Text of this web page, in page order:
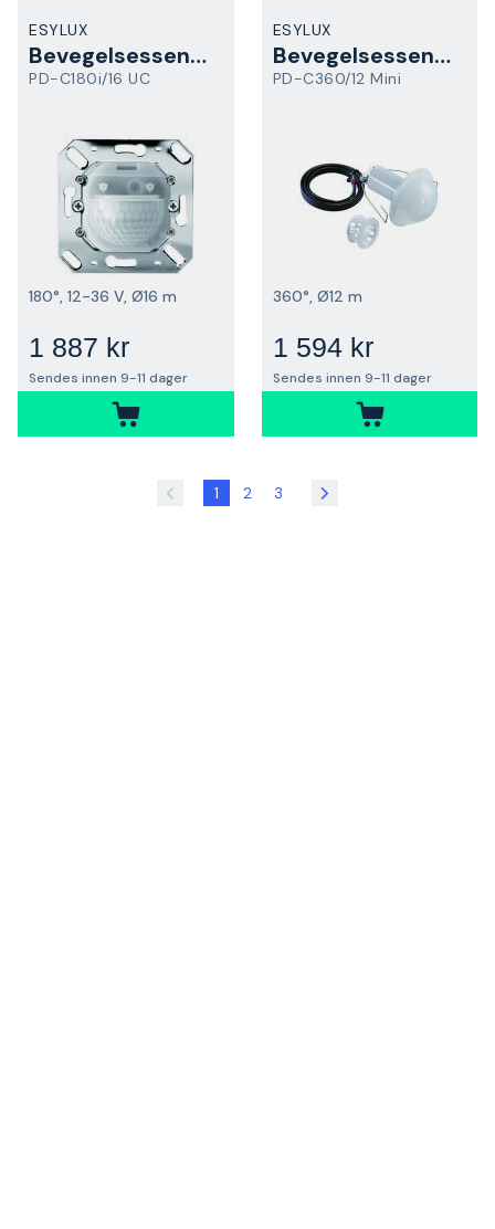
ESYLUX
Bevegelsessensor
PD-C180i/16 UC
180°, 12-36 V, Ø16 m
1 887 kr
Sendes innen 9-11 dager
ESYLUX
Bevegelsessensor
PD-C360/12 Mini
360°, Ø12 m
1 594 kr
Sendes innen 9-11 dager
1 2 3